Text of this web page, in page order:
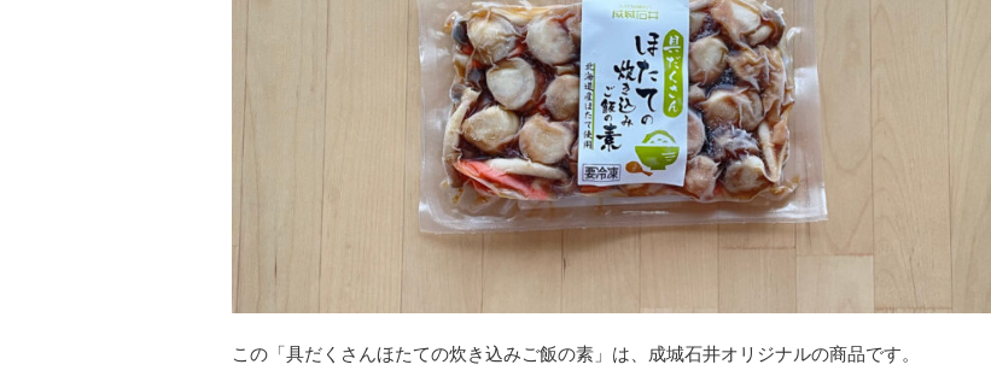
この「具だくさんほたての炊き込みご飯の素」は、成城石井オリジナルの商品です。